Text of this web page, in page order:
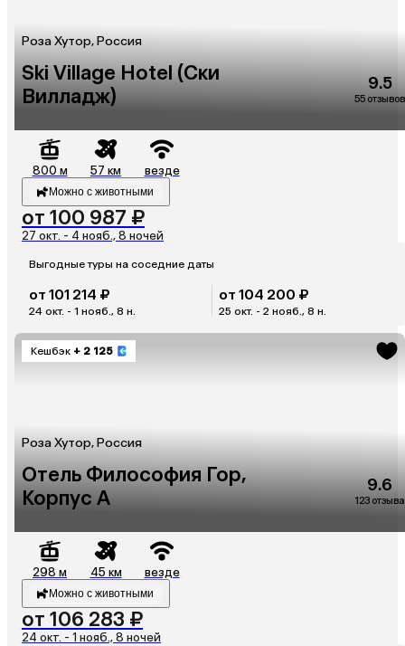
Роза Хутор, Россия
Ski Village Hotel (Ски
Вилладж)
9.5
55 отзывов
800 м 57 км везде
Можно с животными
от 100 987 ₽
27 окт. - 4 нояб., 8 ночей
Выгодные туры на соседние даты
от 101 214 ₽
24 окт. - 1 нояб., 8 н.
от 104 200 ₽
25 окт. - 2 нояб., 8 н.
Кешбэк + 2 125
Роза Хутор, Россия
Отель Философия Гор,
Корпус А
9.6
123 отзыва
298 м 45 км везде
Можно с животными
от 106 283 ₽
24 окт. - 1 нояб., 8 ночей